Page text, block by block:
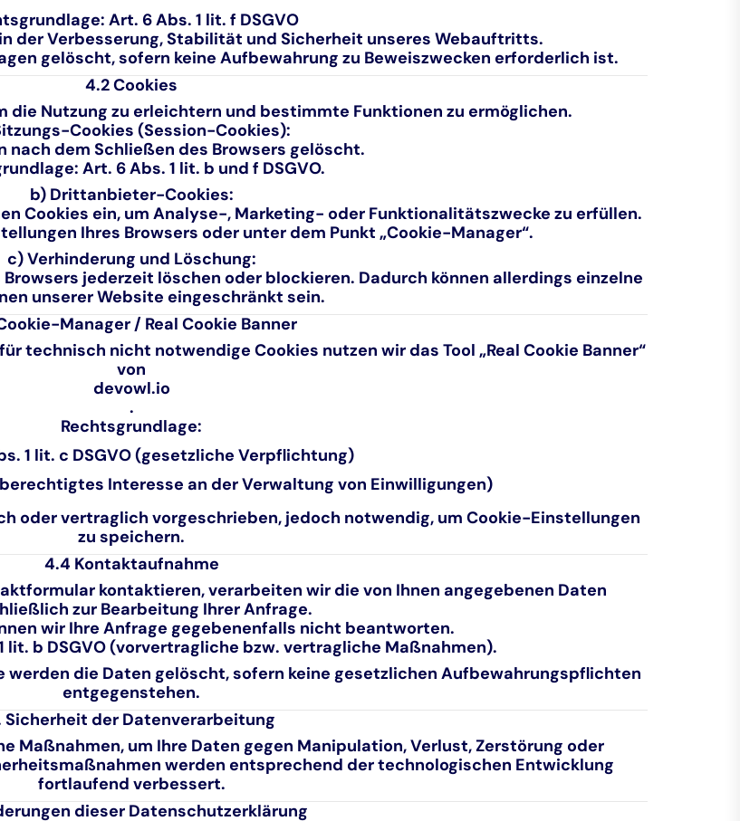
Art. 6 Abs. 1 lit. f DSGVO
der Verbesserung, Stabilität und Sicherheit unseres Webauftritts.
gelöscht, sofern keine Aufbewahrung zu Beweiszwecken erforderlich ist.
4.2 Cookies
die Nutzung zu erleichtern und bestimmte Funktionen zu ermöglichen.
Cookies (Session-Cookies):
nach dem Schließen des Browsers gelöscht.
Art. 6 Abs. 1 lit. b und f DSGVO.
b) Drittanbieter-Cookies:
Cookies ein, um Analyse-, Marketing- oder Funktionalitätszwecke zu erfüllen.
Ihres Browsers oder unter dem Punkt „Cookie-Manager“.
c) Verhinderung und Löschung:
jederzeit löschen oder blockieren. Dadurch können allerdings einzelne
unserer Website eingeschränkt sein.
Manager / Real Cookie Banner
technisch nicht notwendige Cookies nutzen wir das Tool „Real Cookie Banner“
von
devowl.io
.
Rechtsgrundlage:
1 lit. c DSGVO(gesetzliche Verpflichtung)
Interesse an der Verwaltung von Einwilligungen)
oder vertraglich vorgeschrieben, jedoch notwendig, um Cookie-Einstellungen
zu speichern.
4.4 Kontaktaufnahme
kontaktieren, verarbeiten wir die von Ihnen angegebenen Daten
zur Bearbeitung Ihrer Anfrage.
wir Ihre Anfrage gegebenenfalls nicht beantworten.
lit. b DSGVO(vorvertragliche bzw. vertragliche Maßnahmen).
die Daten gelöscht, sofern keine gesetzlichen Aufbewahrungspflichten
entgegenstehen.
Sicherheit der Datenverarbeitung
um Ihre Daten gegen Manipulation, Verlust, Zerstörung oder
werden entsprechend der technologischen Entwicklung
fortlaufend verbessert.
dieser Datenschutzerklärung